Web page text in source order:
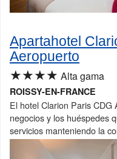
Apartahotel
Aeropuerto
★★★★ Alta gama
ROISSY-EN-FRANCE
El hotel Clarion Paris
negocios y los huéspedes
servicios manteniendo la